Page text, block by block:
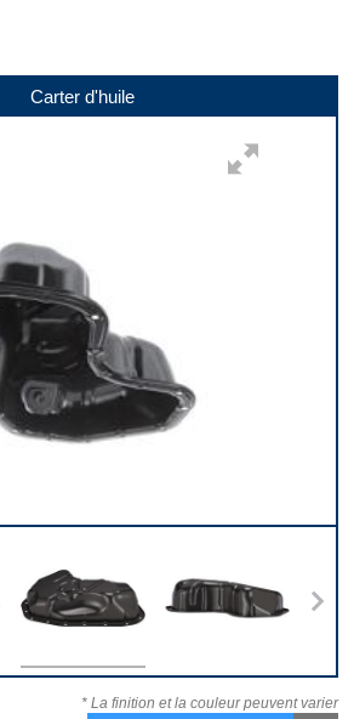
Carter d'huile
Dessus Derrière
* La finition et la couleur peuvent varier